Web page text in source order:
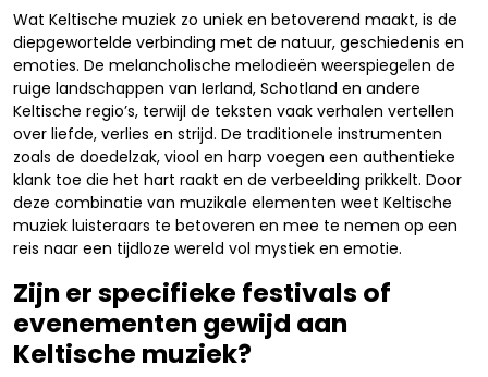
Wat Keltische muziek zo uniek en betoverend maakt, is de
diepgewortelde verbinding met de natuur, geschiedenis en
emoties. De melancholische melodieën weerspiegelen de
ruige landschappen van Ierland, Schotland en andere
Keltische regio’s, terwijl de teksten vaak verhalen vertellen
over liefde, verlies en strijd. De traditionele instrumenten
zoals de doedelzak, viool en harp voegen een authentieke
klank toe die het hart raakt en de verbeelding prikkelt. Door
deze combinatie van muzikale elementen weet Keltische
muziek luisteraars te betoveren en mee te nemen op een
reis naar een tijdloze wereld vol mystiek en emotie.
Zijn er specifieke festivals of
evenementen gewijd aan
Keltische muziek?